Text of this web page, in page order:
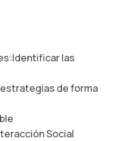
las
de forma
Social